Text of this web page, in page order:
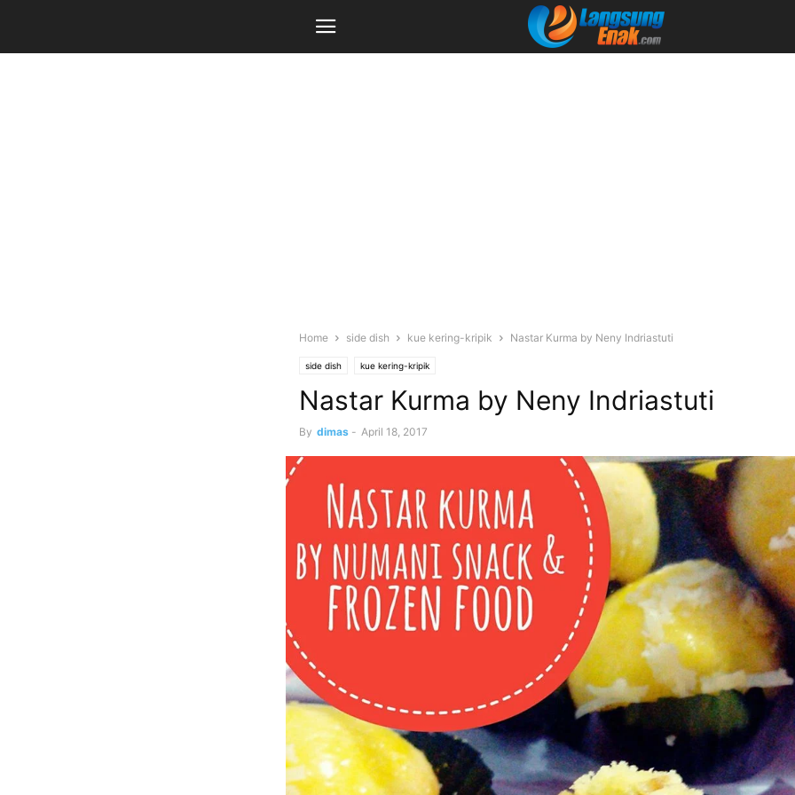
Home side dish kue kering-kripik Nastar Kurma by Neny Indriastuti
side dish kue kering-kripik
Nastar Kurma by Neny Indriastuti
By dimas - April 18, 2017